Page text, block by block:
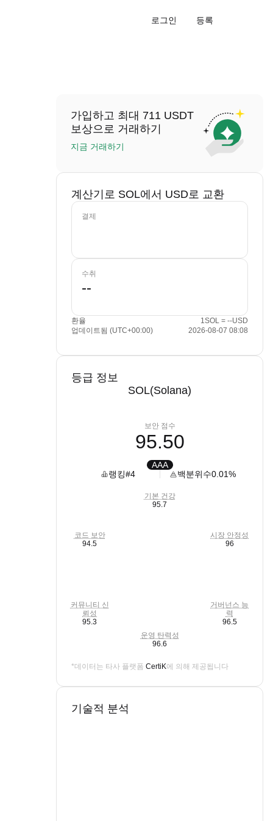
로그인 등록
가입하고 최대 711 USDT
보상으로 거래하기
지금 거래하기
계산기로 SOL에서 USD로 교환
결제
수취
환율
1SOL = --USD
업데이트됨 (UTC+00:00)
2026-08-07 08:08
등급 정보
SOL(Solana)
보안 점수
95.50
AAA
랭킹#4 백분위수0.01%
기본 건강
95.7
코드 보안
94.5
커뮤니티 신
뢰성
95.3
운영 탄력성
96.6
거버넌스 능
력
96.5
시장 안정성
96
*데이터는 타사 플랫폼 CertiK에 의해 제공됩니다
기술적 분석